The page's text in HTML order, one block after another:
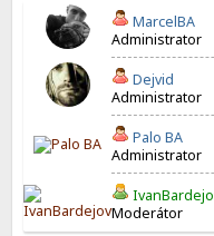
MarcelBA
Administrator
Dejvid
Administrator
Palo BA
Administrator
Moderátor